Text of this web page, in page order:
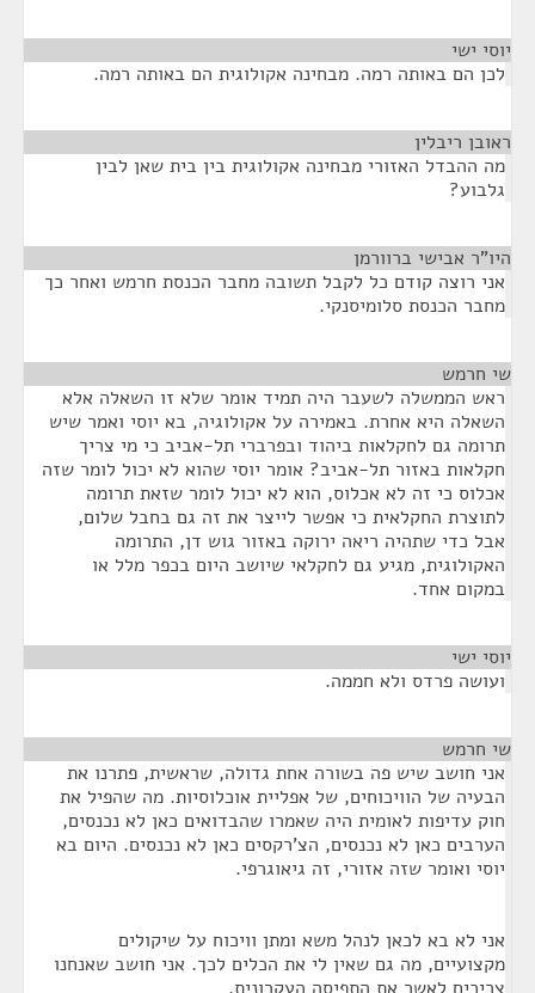
יוסי ישי
לכן הם באותה רמה. מבחינה אקולוגית הם באותה רמה.
ראובן ריבלין
מה ההבדל האזורי מבחינה אקולוגית בין בית שאן לבין
גלבוע?
היו"ר אבישי ברוורמן
אני רוצה קודם כל לקבל תשובה מחבר הכנסת חרמש ואחר כך
מחבר הכנסת סלומיסנקי.
שי חרמש
ראש הממשלה לשעבר היה תמיד אומר שלא זו השאלה אלא
השאלה היא אחרת. באמירה על אקולוגיה, בא יוסי ואמר שיש
תרומה גם לחקלאות ביהוד ובפרברי תל-אביב כי מי צריך
חקלאות באזור תל-אביב? אומר יוסי שהוא לא יכול לומר שזה
אכלוס כי זה לא אכלוס, הוא לא יכול לומר שזאת תרומה
לתוצרת החקלאית כי אפשר לייצר את זה גם בחבל שלום,
אבל כדי שתהיה ריאה ירוקה באזור גוש דן, התרומה
האקולוגית, מגיע גם לחקלאי שיושב היום בכפר מלל או
במקום אחד.
יוסי ישי
ועושה פרדס ולא חממה.
שי חרמש
אני חושב שיש פה בשורה אחת גדולה, שראשית, פתרנו את
הבעיה של הוויכוחים, של אפליית אוכלוסיות. מה שהפיל את
חוק עדיפות לאומית היה שאמרו שהבדואים כאן לא נכנסים,
הערבים כאן לא נכנסים, הצ'רקסים כאן לא נכנסים. היום בא
יוסי ואומר שזה אזורי, זה גיאוגרפי.
אני לא בא לכאן לנהל משא ומתן וויכוח על שיקולים
מקצועיים, מה גם שאין לי את הכלים לכך. אני חושב שאנחנו